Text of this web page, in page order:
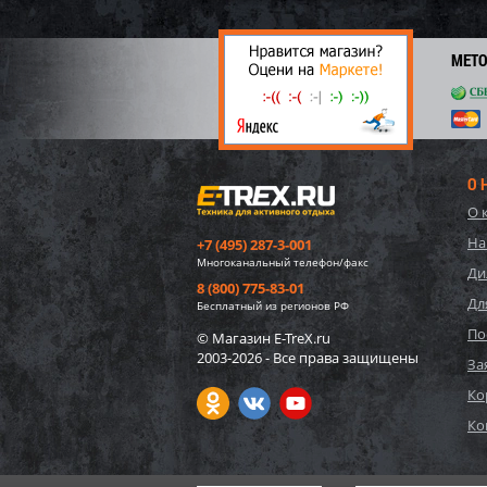
3 510
15/20
30
2
+7 (495) 287-3-001
Многоканальный телефон/факс
8 (800) 775-83-01
Бесплатный из регионов РФ
© Магазин E-TreX.ru
2003-2026 - Все права защищены
О
О